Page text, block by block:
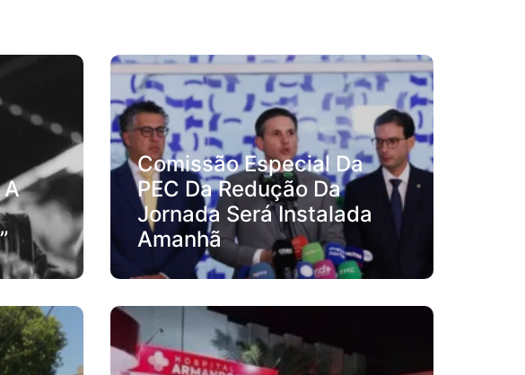
Comissão Especial Da
PEC Da Redução Da
Jornada Será Instalada
Amanhã